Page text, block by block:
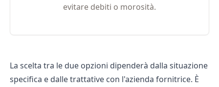
evitare debiti o morosità.
La scelta tra le due opzioni dipenderà dalla situazione
specifica e dalle trattative con l'azienda fornitrice. È